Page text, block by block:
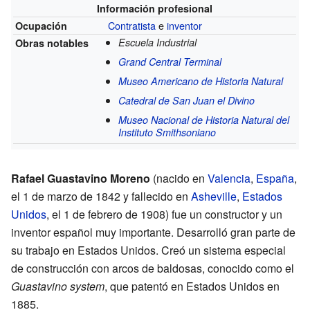
Información profesional
Ocupación
Contratistaeinventor
Obras notables
Escuela Industrial
Grand Central Terminal
Museo Americano de Historia Natural
Catedral de San Juan el Divino
Museo Nacional de Historia Natural del
Instituto Smithsoniano
Rafael Guastavino Moreno (nacido en Valencia, España,
el 1 de marzo de 1842 y fallecido en Asheville, Estados
Unidos, el 1 de febrero de 1908) fue un constructor y un
inventor español muy importante. Desarrolló gran parte de
su trabajo en Estados Unidos. Creó un sistema especial
de construcción con arcos de baldosas, conocido como el
Guastavino system, que patentó en Estados Unidos en
1885.